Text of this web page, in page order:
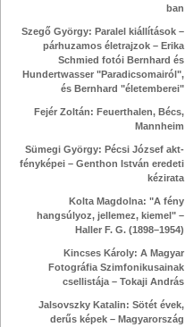
ban
Szegő György: Paralel kiállítások –
párhuzamos életrajzok – Erika
Schmied fotói Bernhard és
Hundertwasser "Paradicsomairól",
és Bernhard "életemberei"
Fejér Zoltán: Feuerthalen, Bécs,
Mannheim
Sümegi György: Pécsi József akt-
fényképei – Genthon István eredeti
kézirata
Kolta Magdolna: "A fény
hangsúlyoz, jellemez, kiemel" –
Haller F. G. (1898–1954)
Kincses Károly: A Magyar
Fotográfia Szimfonikusainak
csellistája – Tokaji András
Jalsovszky Katalin: Sötét évek,
derűs képek – Magyarország